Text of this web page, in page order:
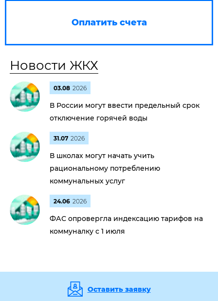
Оплатить счета
Новости ЖКХ
03.08 2026
В России могут ввести предельный срок
отключение горячей воды
31.07 2026
В школах могут начать учить
рациональному потреблению
коммунальных услуг
24.06 2026
ФАС опровергла индексацию тарифов на
коммуналку с 1 июля
Оставить заявку